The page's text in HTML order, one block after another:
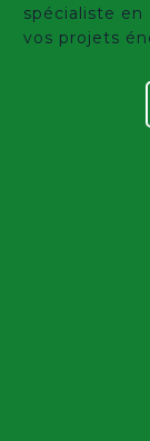
spécialiste
vos projets